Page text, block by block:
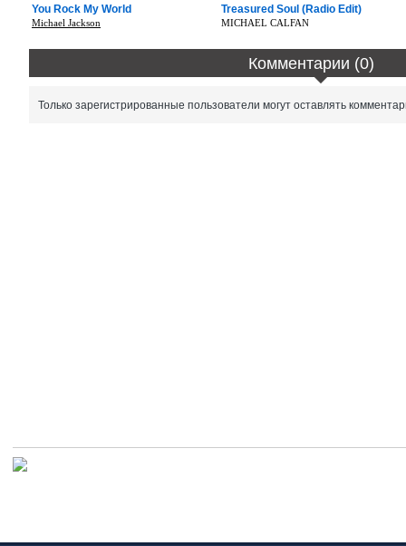
You Rock My World
Michael Jackson
Treasured Soul (Radio Edit)
MICHAEL CALFAN
Комментарии (0)
Только зарегистрированные пользователи могут оставлять